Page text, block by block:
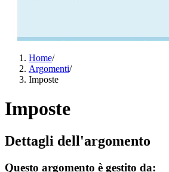
Home/
Argomenti/
Imposte
Imposte
Dettagli dell'argomento
Questo argomento è gestito da: